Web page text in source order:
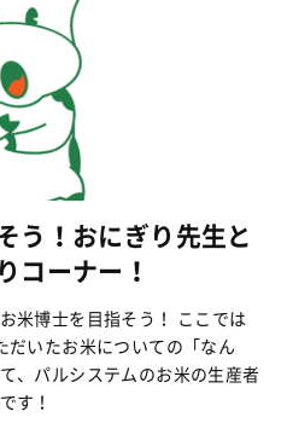
う！おにぎり先生と
コーナー！
米博士を目指そう！ ここでは
いたお米についての「なん
、パルシステムのお米の生産者
す！